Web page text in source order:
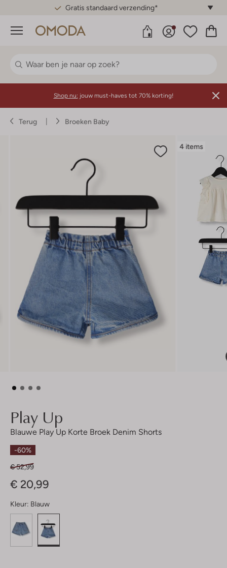
Gratis standaard verzending*
Menu
Shop nu: jouw must-haves tot 70% korting!
Terug Broeken Baby
4 items
Play Up
Blauwe Play Up Korte Broek Denim Shorts
-60%
€ 52,99
€ 20,99
Kleur: Blauw